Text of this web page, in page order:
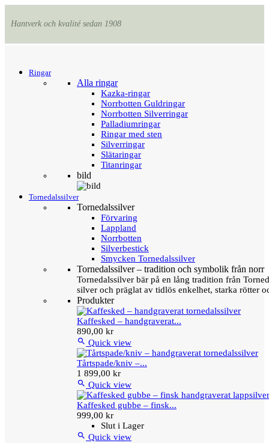
Hantverk och kvalité sedan 1908
Ringar
Alla ringar
Kazka-ringar
Norrbotten Guldringar
Norrbotten Silverringar
Palladiumringar
Ringar med sten
Silverringar
Slätaringar
Titanringar
bild
Tornedalssilver
Tornedalssilver
Förvaring
Lappland
Norrbotten
Silverbestick
Smycken Tornedalssilver
Tornedalssilver – tradition och symbolik från norr
Tornedalssilver bär på en lång tradition från
silver och präglat av tidlös enkelhet, starka rötter
Produkter
Kaffesked – handgraverat...
890,00 kr
 Quick view
Tårtspade/kniv –...
1 899,00 kr
 Quick view
Kaffesked gubbe – finsk...
999,00 kr
Slut i Lager
 Quick view